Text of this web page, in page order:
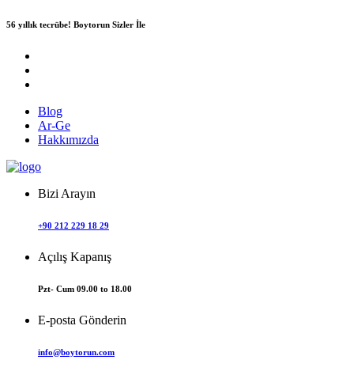
56 yıllık tecrübe! Boytorun Sizler İle
Blog
Ar-Ge
Hakkımızda
Bizi Arayın
+90 212 229 18 29
Açılış Kapanış
Pzt- Cum 09.00 to 18.00
E-posta Gönderin
info@boytorun.com